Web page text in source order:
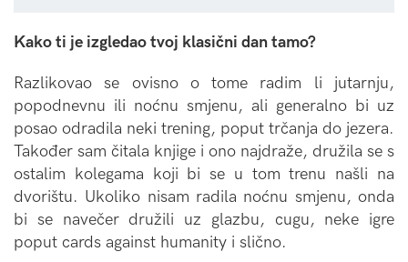
Kako ti je izgledao tvoj klasični dan tamo?
Razlikovao se ovisno o tome radim li jutarnju,
popodnevnu ili noćnu smjenu, ali generalno bi uz
posao odradila neki trening, poput trčanja do jezera.
Također sam čitala knjige i ono najdraže, družila se s
ostalim kolegama koji bi se u tom trenu našli na
dvorištu. Ukoliko nisam radila noćnu smjenu, onda
bi se navečer družili uz glazbu, cugu, neke igre
poput cards against humanity i slično.